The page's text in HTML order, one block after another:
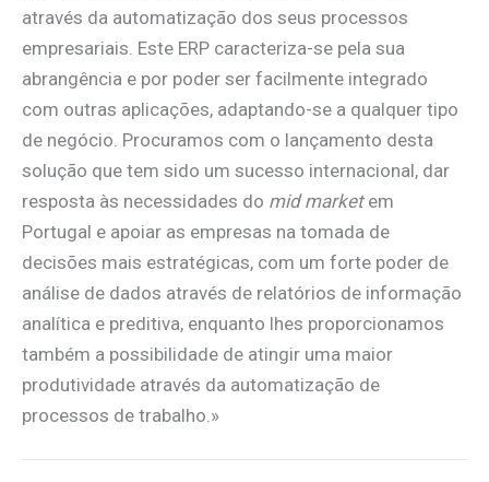
através da automatização dos seus processos
empresariais. Este ERP caracteriza-se pela sua
abrangência e por poder ser facilmente integrado
com outras aplicações, adaptando-se a qualquer tipo
de negócio. Procuramos com o lançamento desta
solução que tem sido um sucesso internacional, dar
resposta às necessidades do mid marketem
Portugal e apoiar as empresas na tomada de
decisões mais estratégicas, com um forte poder de
análise de dados através de relatórios de informação
analítica e preditiva, enquanto lhes proporcionamos
também a possibilidade de atingir uma maior
produtividade através da automatização de
processos de trabalho.»